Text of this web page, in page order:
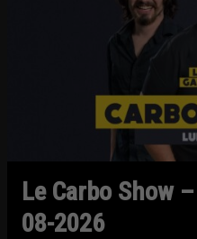
Le Carbo Show
08-2026